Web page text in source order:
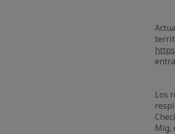
Los
Mig,